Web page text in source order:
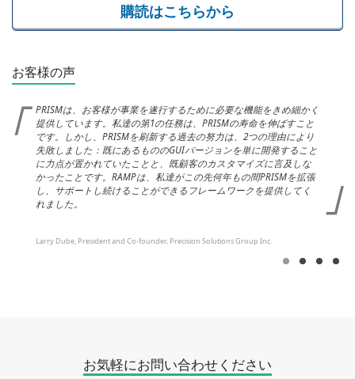
購読はこちらから
お客様の声
PRISMは、お客様が事業を遂行するために必要な機能をきめ細かく
提供しています。私達の第1の任務は、PRISMの寿命を伸ばすこと
です。しかし、PRISMを刷新する過去の努力は、2つの理由により
失敗しました：既にあるもののGUIバージョンを単に開発すること
に力点が置かれていたことと、既顧客のカスタマイズに言及しな
かったことです。RAMPは、私達がこの先何年もの間PRISMを拡張
し、サポートし続けることができるフレームワークを提供してく
れました。
Larry Dube, President and Co-founder, Precision Solutions Group Inc.
お気軽にお問い合わせください